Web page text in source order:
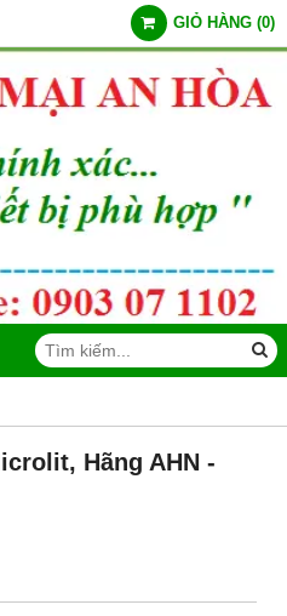
GIỎ HÀNG (0)
Hãng AHN -